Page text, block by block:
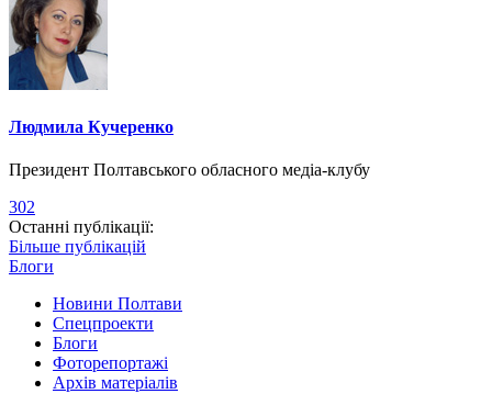
Людмила Кучеренко
Президент Полтавського обласного медіа-клубу
302
Останні публікації:
Більше публікацій
Блоги
Новини Полтави
Спецпроекти
Блоги
Фоторепортажі
Архів матеріалів